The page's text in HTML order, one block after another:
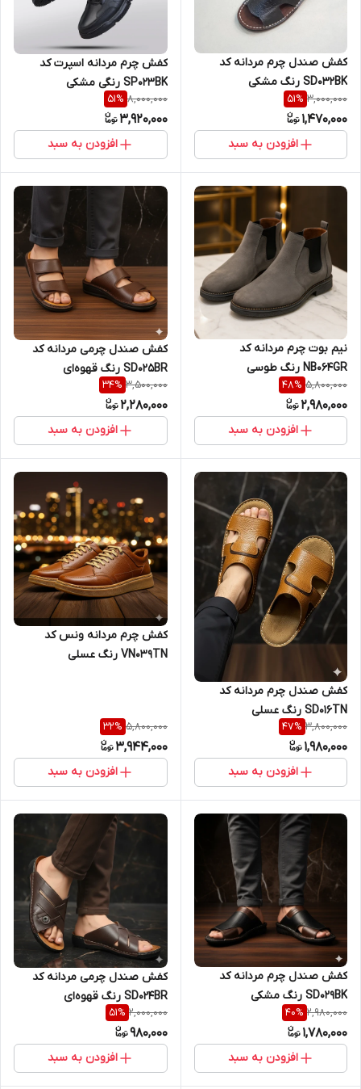
کفش صندل چرم مردانه کد
SD032BK رنگ مشکی
3,000,000
51%
1,470,000
افزودن به سبد
کفش چرم مردانه اسپرت کد
SP023BK رنگی مشکی
8,000,000
51%
3,920,000
افزودن به سبد
نیم بوت چرم مردانه کد
NB064GR رنگ طوسی
5,800,000
48%
2,980,000
افزودن به سبد
کفش صندل چرمی مردانه کد
SD025BR رنگ قهوه‌ای
3,500,000
34%
2,280,000
افزودن به سبد
کفش صندل چرم مردانه کد
SD016TN رنگ عسلی
3,800,000
47%
1,980,000
افزودن به سبد
کفش چرم مردانه ونس کد
VN039TN رنگ عسلی
5,800,000
32%
3,944,000
افزودن به سبد
کفش صندل چرم مردانه کد
SD029BK رنگ مشکی
2,980,000
40%
1,780,000
افزودن به سبد
کفش صندل چرمی مردانه کد
SD024BR رنگ قهوه‌ای
2,000,000
51%
980,000
افزودن به سبد